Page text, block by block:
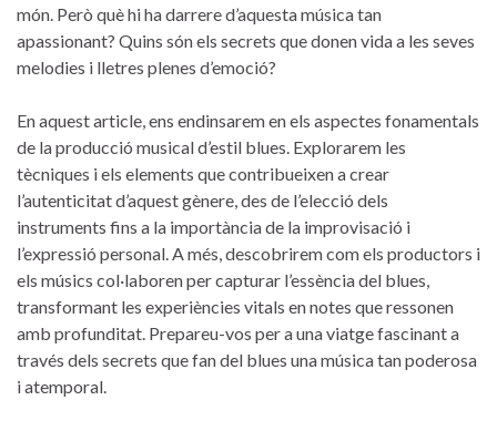
món. Però què hi ⁣ha darrere d’aquesta música tan‍
apassionant? Quins ‌són els secrets⁣ que donen vida a les seves​
melodies i lletres⁣ plenes d’emoció?
En aquest article, ens ⁢endinsarem en els aspectes fonamentals​
de ‍la producció musical d’estil blues. Explorarem les
tècniques ​i ⁤els elements ⁣que contribueixen a crear
l’autenticitat d’aquest gènere, des de l’elecció dels
instruments ‍fins a la importància de la improvisació i
l’expressió personal. ‍A més,​ descobrirem com els ⁢productors i
‌els músics ⁣col·laboren ⁣per capturar l’essència del ‍blues,
⁢transformant‍ les ⁣experiències vitals en notes que ressonen
amb profunditat. Prepareu-vos⁢ per a una⁣ viatge fascinant a
‌través ‍dels secrets que fan del blues una música tan ⁢poderosa
i⁤ atemporal.